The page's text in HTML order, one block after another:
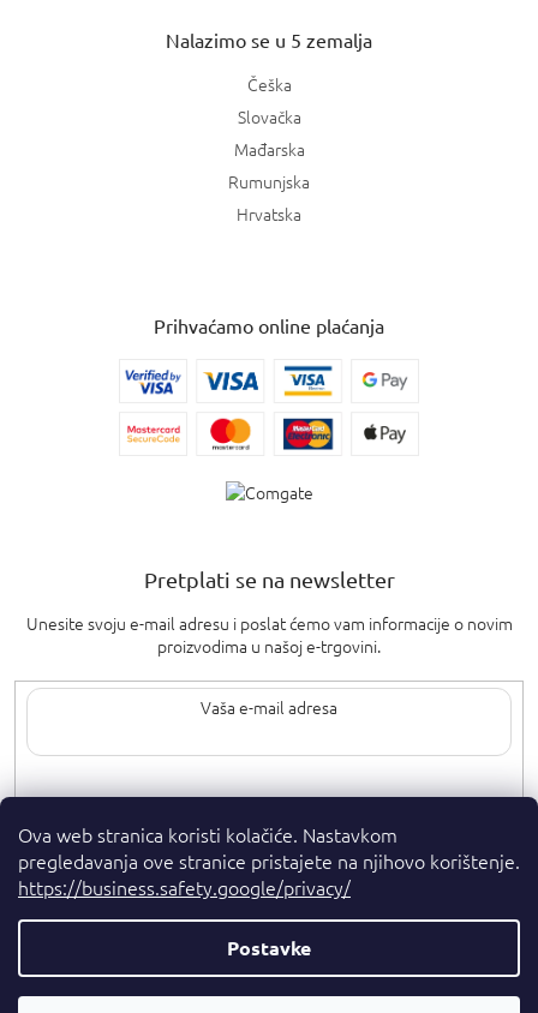
Ova web stranica koristi kolačiće. Nastavkom
pregledavanja ove stranice pristajete na njihovo korištenje.
https://business.safety.google/privacy/
Postavke
Nalazimo se u 5 zemalja
Češka
Slovačka
Mađarska
Rumunjska
Hrvatska
Prihvaćamo online plaćanja
Pretplati se na newsletter
Unesite svoju e-mail adresu i poslat ćemo vam informacije o novim
proizvodima u našoj e-trgovini.
Upisom svoje e-pošte pristajete nauvjete privatnosti.
Autorska prava 2026Parfumshop.hr. Sva prava pridržana.